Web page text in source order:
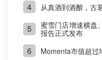
4 从真酒到酒酿，古
5
蜜雪门店增速横盘
报告正式发布
6 Momenta市值超过